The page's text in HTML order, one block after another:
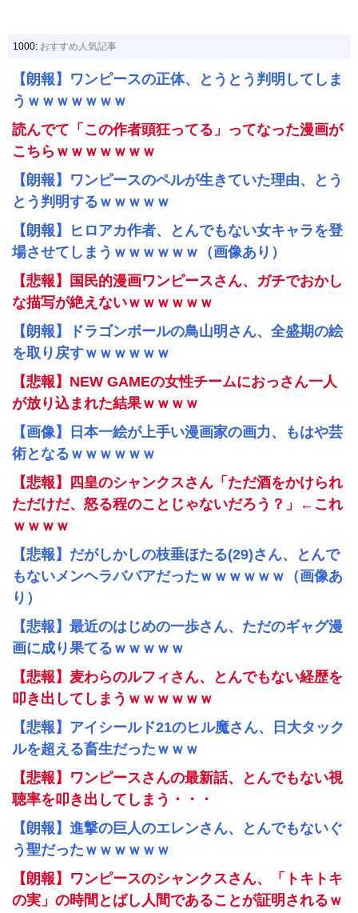
1000: おすすめ人気記事
【朗報】ワンピースの正体、とうとう判明してしま
うｗｗｗｗｗｗｗ
読んでて「この作者頭狂ってる」ってなった漫画が
こちらｗｗｗｗｗｗｗ
【朗報】ワンピースのペルが生きていた理由、とう
とう判明するｗｗｗｗｗ
【朗報】ヒロアカ作者、とんでもない女キャラを登
場させてしまうｗｗｗｗｗｗ（画像あり）
【悲報】国民的漫画ワンピースさん、ガチでおかし
な描写が絶えないｗｗｗｗｗｗ
【朗報】ドラゴンボールの鳥山明さん、全盛期の絵
を取り戻すｗｗｗｗｗｗ
【悲報】NEW GAMEの女性チームにおっさん一人
が放り込まれた結果ｗｗｗｗ
【画像】日本一絵が上手い漫画家の画力、もはや芸
術となるｗｗｗｗｗｗ
【悲報】四皇のシャンクスさん「ただ酒をかけられ
ただけだ、怒る程のことじゃないだろう？」←これ
ｗｗｗｗ
【悲報】だがしかしの枝垂ほたる(29)さん、とんで
もないメンヘラババアだったｗｗｗｗｗｗ（画像あ
り）
【悲報】最近のはじめの一歩さん、ただのギャグ漫
画に成り果てるｗｗｗｗｗ
【悲報】麦わらのルフィさん、とんでもない経歴を
叩き出してしまうｗｗｗｗｗｗ
【悲報】アイシールド21のヒル魔さん、日大タック
ルを超える畜生だったｗｗｗ
【悲報】ワンピースさんの最新話、とんでもない視
聴率を叩き出してしまう・・・
【朗報】進撃の巨人のエレンさん、とんでもないぐ
う聖だったｗｗｗｗｗｗ
【朗報】ワンピースのシャンクスさん、「トキトキ
の実」の時間とばし人間であることが証明されるｗ